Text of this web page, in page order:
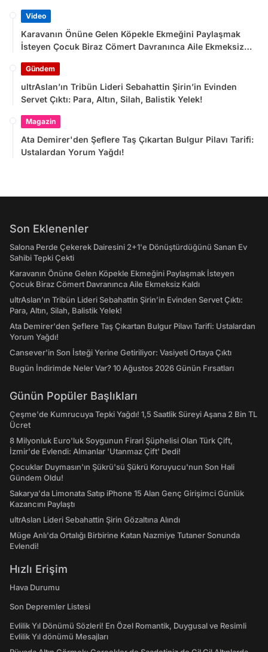
Video
Karavanın Önüne Gelen Köpekle Ekmeğini Paylaşmak
İsteyen Çocuk Biraz Cömert Davranınca Aile Ekmeksiz
Gündem
ultrAslan’ın Tribün Lideri Sebahattin Şirin’in Evinden
Servet Çıktı: Para, Altın, Silah, Balistik Yelek!
Magazin
Ata Demirer'den Şeflere Taş Çıkartan Bulgur Pilavı Tarifi:
Ustalardan Yorum Yağdı!
Son Eklenenler
Salona Perde Çekerek Dairesini 2+1'e Dönüştürdüğünü Sanan Ev
Sahibi Tepki Çekti
Karavanın Önüne Gelen Köpekle Ekmeğini Paylaşmak İsteyen
Çocuk Biraz Cömert Davranınca Aile Ekmeksiz Kaldı
ultrAslan’ın Tribün Lideri Sebahattin Şirin’in Evinden Servet Çıktı:
Para, Altın, Silah, Balistik Yelek!
Ata Demirer'den Şeflere Taş Çıkartan Bulgur Pilavı Tarifi: Ustalardan
Yorum Yağdı!
Cansever'in Son İsteği Yerine Getiriliyor: Vasiyeti Ortaya Çıktı
Bugün İndirimde Neler Var? 10 Ağustos 2026 Günün Fırsatları
Günün Popüler Başlıkları
Çeşme'de Kumrucuya Tepki Yağdı! 1,5 Saatlik Süreyi Aşana 2 Bin TL
Ücret
8 Milyonluk Euro'luk Soygunun Firari Şüphelisi Olan Türk Çift,
İzmir'de Evlendi: Almanlar 'Utanmaz Çift' Dedi!
Çocuklar Duymasın'ın Şükrü'sü Şükrü Koruyucu'nun Son Hali
Gündem Oldu!
Sakarya'da Limonata Satıp iPhone 15 Alan Genç Girişimci Günlük
Kazancını Paylaştı
ultrAslan Lideri Sebahattin Şirin Gözaltına Alındı
Müge Anlı'da Ortalığı Birbirine Katan Nazmiye Tutaner Sonunda
Evlendi!
Hızlı Erişim
Hava Durumu
Son Depremler Listesi
Evlilik Yıl Dönümü Sözleri! En Özel Romantik, Duygusal ve Resimli
Evlilik Yıl dönümü Mesajları